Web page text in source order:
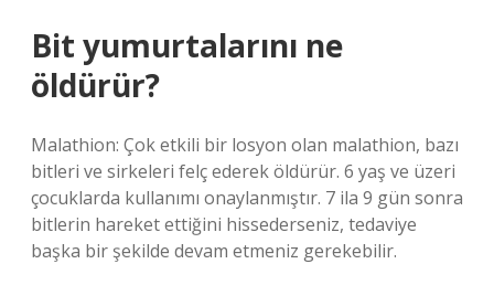
Bit yumurtalarını ne
öldürür?
Malathion: Çok etkili bir losyon olan malathion, bazı
bitleri ve sirkeleri felç ederek öldürür. 6 yaş ve üzeri
çocuklarda kullanımı onaylanmıştır. 7 ila 9 gün sonra
bitlerin hareket ettiğini hissederseniz, tedaviye
başka bir şekilde devam etmeniz gerekebilir.